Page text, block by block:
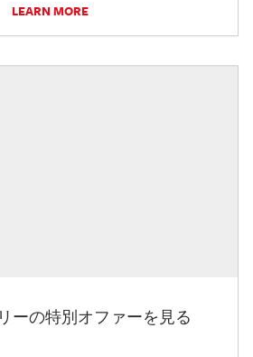
LEARN MORE
ーの特別オファーを見る